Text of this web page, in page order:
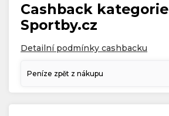
Cashback kategorie
Sportby.cz
Detailní podmínky cashbacku
Peníze zpět z nákupu